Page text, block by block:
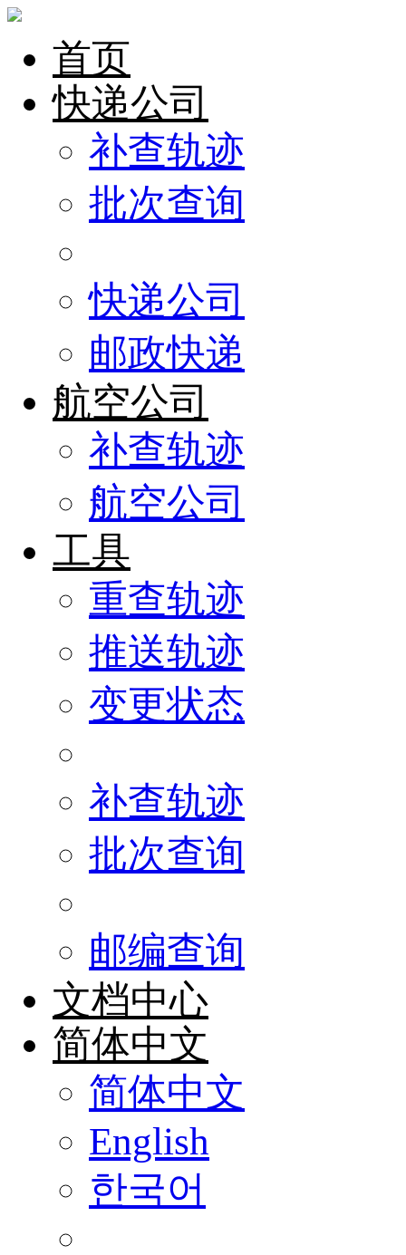
首页
快递公司
补查轨迹
批次查询
快递公司
邮政快递
航空公司
补查轨迹
航空公司
工具
重查轨迹
推送轨迹
变更状态
补查轨迹
批次查询
邮编查询
文档中心
简体中文
简体中文
English
한국어